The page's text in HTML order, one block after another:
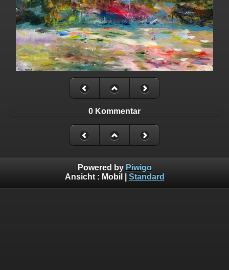
0 Kommentar
Powered by Piwigo
Ansicht : Mobil Standard